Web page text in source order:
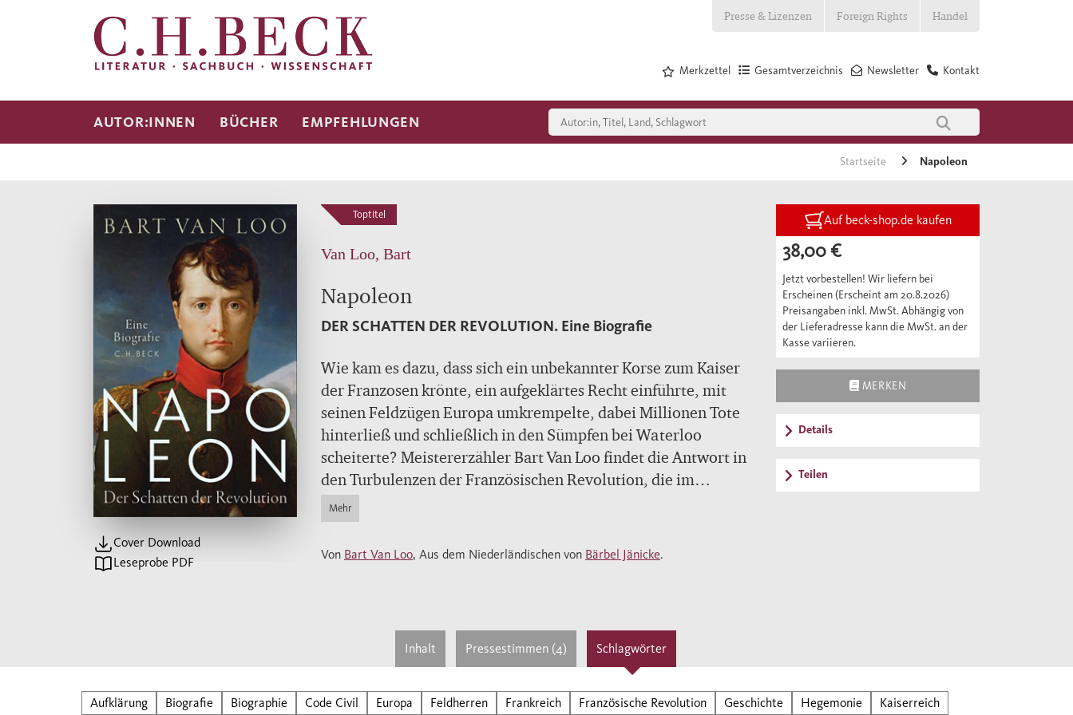
Presse & Lizenzen Foreign Rights Handel
Kontakt
Newsletter
Gesamtverzeichnis
Merkzettel
AUTOR:INNEN BÜCHER EMPFEHLUNGEN
Startseite Napoleon
Cover Download
Leseprobe PDF
Toptitel
Van Loo, Bart
Napoleon
DER SCHATTEN DER REVOLUTION. Eine Biografie
Wie kam es dazu, dass sich ein unbekannter Korse zum Kaiser
der Franzosen krönte, ein aufgeklärtes Recht einführte, mit
seinen Feldzügen Europa umkrempelte, dabei Millionen Tote
hinterließ und schließlich in den Sümpfen bei Waterloo
scheiterte? Meistererzähler Bart Van Loo findet die Antwort in
den Turbulenzen der Französischen Revolution, die im
gleichen Atemzug die Guillotine und die Menschenrechte
erfand. Sein brillant erzähltes Epos über die Revolution und
Napoleon lässt beide in neuem Licht erscheinen.
heute über unserer Zeit. Bart Van Loo nähert sich dieser
Ausnahmegestalt mit frischem Blick. Quellennah und unter
Berücksichtigung der neuesten Forschung schildert er das
Leben des Korsen, Generals, Ersten Konsuls, Kaisers, genialen
Mehr
Von Bart Van Loo, Aus dem Niederländischen von Bärbel Jänicke.
Auf beck-shop.de kaufen
38,00 €
Jetzt vorbestellen! Wir liefern bei
Erscheinen (Erscheint am 20.8.2026)
Preisangaben inkl. MwSt. Abhängig von
der Lieferadresse kann die MwSt. an der
Kasse variieren.
MERKEN
Details
Teilen
Inhalt Pressestimmen (4) Schlagwörter
Aufklärung Biografie Biographie Code Civil Europa Feldherren Frankreich Französische Revolution Geschichte Hegemonie
Kaiserreich